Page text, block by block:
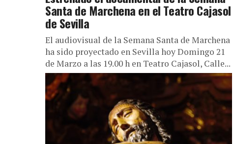
Santa de Marchena en el Teatro Cajasol
de Sevilla
El audiovisual de la Semana Santa de Marchena
ha sido proyectado en Sevilla hoy Domingo 21
de Marzo a las 19.00 h en Teatro Cajasol, Calle...